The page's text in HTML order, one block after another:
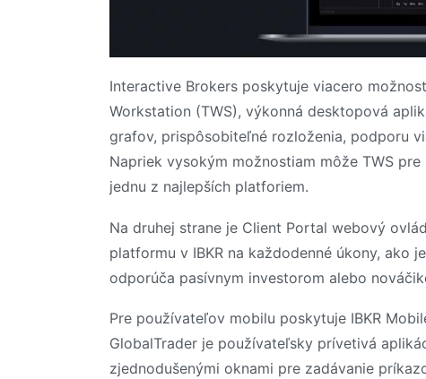
Interactive Brokers poskytuje viacero
Workstation (TWS), výkonná desktopová
grafov, prispôsobiteľné rozloženia, podporu
Napriek vysokým možnostiam môže TWS
jednu z najlepších platforiem.
Na druhej strane je Client Portal webový
platformu v IBKR na každodenné úkony, ako
odporúča pasívnym investorom alebo
Pre používateľov mobilu poskytuje IBKR
GlobalTrader je používateľsky prívetivá
zjednodušenými oknami pre zadávanie